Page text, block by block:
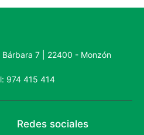
7 | 22400 - Monzón
974 415 414
Redes sociales